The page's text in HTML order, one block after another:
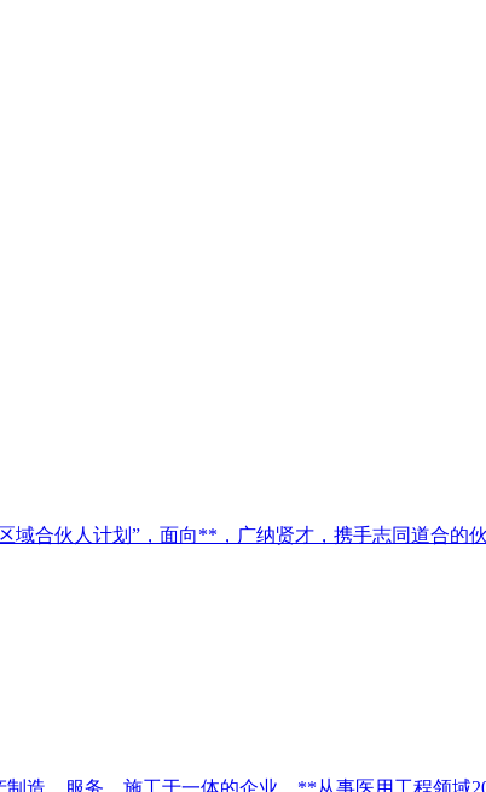
域合伙人计划”，面向**，广纳贤才，携手志同道合
造、服务、施工于一体的企业，**从事医用工程领域